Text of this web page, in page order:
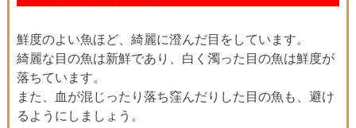
鮮度のよい魚ほど、綺麗に澄んだ目をしています。
綺麗な目の魚は新鮮であり、白く濁った目の魚は鮮度が
落ちています。
また、血が混じったり落ち窪んだりした目の魚も、避け
るようにしましょう。